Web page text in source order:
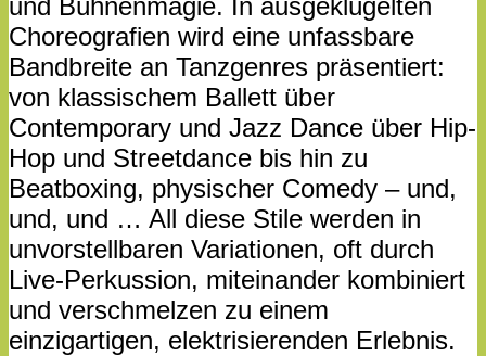
Choreografien wird eine unfassbare
Bandbreite an Tanzgenres präsentiert:
von klassischem Ballett über
Contemporary und Jazz Dance über Hip-
Hop und Streetdance bis hin zu
Beatboxing, physischer Comedy – und,
und, und … All diese Stile werden in
unvorstellbaren Variationen, oft durch
Live-Perkussion, miteinander kombiniert
und verschmelzen zu einem
einzigartigen, elektrisierenden Erlebnis.